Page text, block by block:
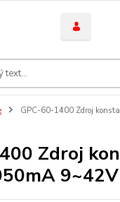
GPC-60-1400 Zdroj
Zdroj